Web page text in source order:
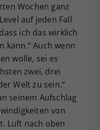
Wochen ganz
auf jeden Fall
ich das wirklich
kann.“ Auch wenn
wolle, sei es
zwei, drei
Welt zu sein.“
seinem Aufschlag
von
Luft nach oben